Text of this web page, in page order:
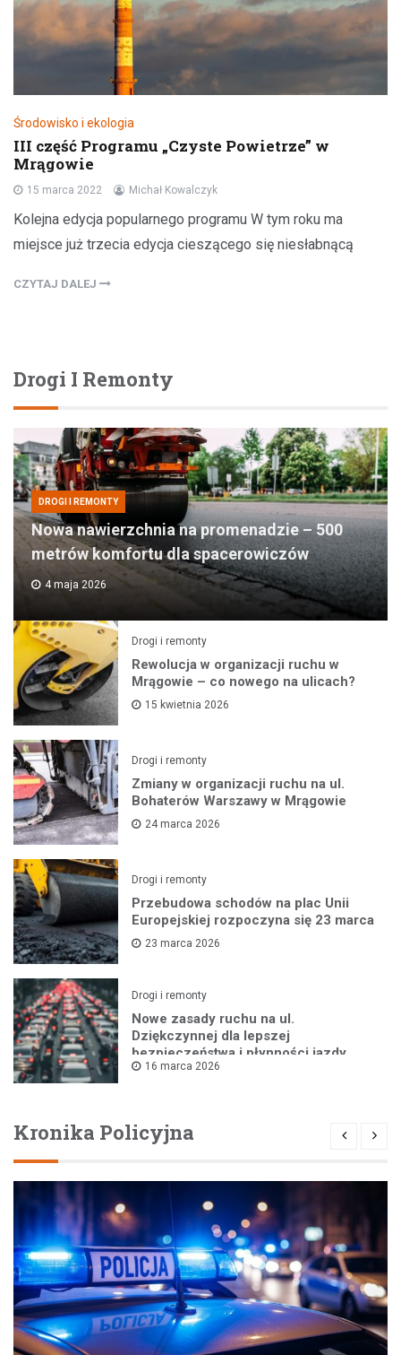
Środowisko i ekologia
III część Programu „Czyste Powietrze” w
Mrągowie
15 marca 2022 Michał Kowalczyk
Kolejna edycja popularnego programu W tym roku ma
miejsce już trzecia edycja cieszącego się niesłabnącą
CZYTAJ DALEJ
Drogi I Remonty
DROGI I REMONTY
Nowa nawierzchnia na promenadzie – 500
metrów komfortu dla spacerowiczów
4 maja 2026
Drogi i remonty
Rewolucja w organizacji ruchu w
Mrągowie – co nowego na ulicach?
15 kwietnia 2026
Drogi i remonty
Zmiany w organizacji ruchu na ul.
Bohaterów Warszawy w Mrągowie
24 marca 2026
Drogi i remonty
Przebudowa schodów na plac Unii
Europejskiej rozpoczyna się 23 marca
23 marca 2026
Drogi i remonty
Nowe zasady ruchu na ul.
Dziękczynnej dla lepszej
bezpieczeństwa i płynności jazdy
16 marca 2026
Kronika Policyjna